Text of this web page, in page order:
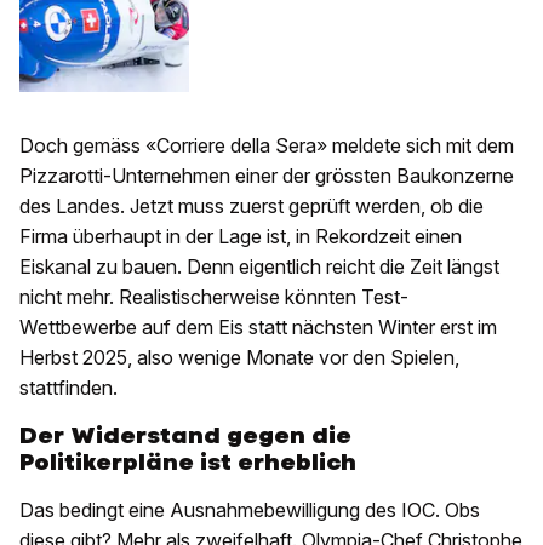
Doch gemäss «Corriere della Sera» meldete sich mit dem
Pizzarotti-Unternehmen einer der grössten Baukonzerne
des Landes. Jetzt muss zuerst geprüft werden, ob die
Firma überhaupt in der Lage ist, in Rekordzeit einen
Eiskanal zu bauen. Denn eigentlich reicht die Zeit längst
nicht mehr. Realistischerweise könnten Test-
Wettbewerbe auf dem Eis statt nächsten Winter erst im
Herbst 2025, also wenige Monate vor den Spielen,
stattfinden.
Der Widerstand gegen die
Politikerpläne ist erheblich
Das bedingt eine Ausnahmebewilligung des IOC. Obs